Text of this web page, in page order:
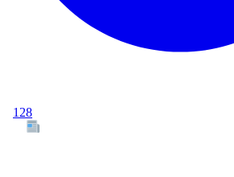
128